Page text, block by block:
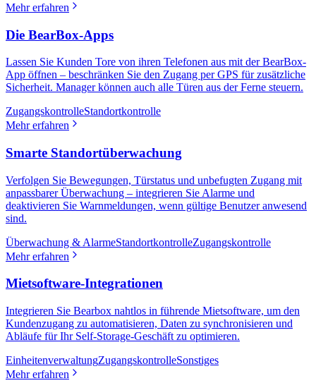
Mehr erfahren
Die BearBox-Apps
Lassen Sie Kunden Tore von ihren Telefonen aus mit der BearBox-
App öffnen – beschränken Sie den Zugang per GPS für zusätzliche
Sicherheit. Manager können auch alle Türen aus der Ferne steuern.
ZugangskontrolleStandortkontrolle
Mehr erfahren
Smarte Standortüberwachung
Verfolgen Sie Bewegungen, Türstatus und unbefugten Zugang mit
anpassbarer Überwachung – integrieren Sie Alarme und
deaktivieren Sie Warnmeldungen, wenn gültige Benutzer anwesend
sind.
Überwachung & AlarmeStandortkontrolleZugangskontrolle
Mehr erfahren
Mietsoftware-Integrationen
Integrieren Sie Bearbox nahtlos in führende Mietsoftware, um den
Kundenzugang zu automatisieren, Daten zu synchronisieren und
Abläufe für Ihr Self-Storage-Geschäft zu optimieren.
EinheitenverwaltungZugangskontrolleSonstiges
Mehr erfahren